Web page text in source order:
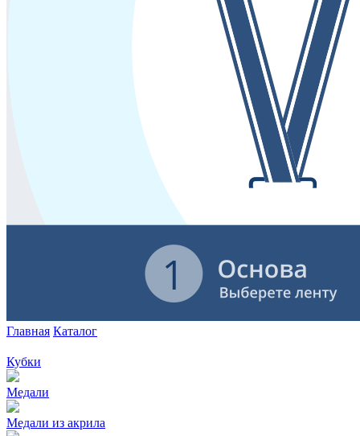
Главная Каталог
Кубки
Медали
Медали из акрила